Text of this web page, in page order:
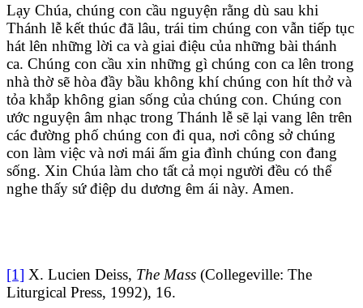
Lạy Chúa, chúng con cầu nguyện rằng dù sau khi
Thánh lễ kết thúc đã lâu, trái tim chúng con vẫn tiếp tục
hát lên những lời ca và giai điệu của những bài thánh
ca. Chúng con cầu xin những gì chúng con ca lên trong
nhà thờ sẽ hòa đầy bầu không khí chúng con hít thở và
tỏa khắp không gian sống của chúng con. Chúng con
ước nguyện âm nhạc trong Thánh lễ sẽ lại vang lên trên
các đường phố chúng con đi qua, nơi công sở chúng
con làm việc và nơi mái ấm gia đình chúng con đang
sống. Xin Chúa làm cho tất cả mọi người đều có thể
nghe thấy sứ điệp du dương êm ái này. Amen.
[1] X. Lucien Deiss, The Mass (Collegeville: The
Liturgical Press, 1992), 16.